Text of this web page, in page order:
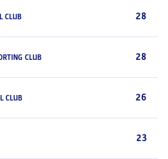
CLUB 28
CLUB 28
CLUB 26
23